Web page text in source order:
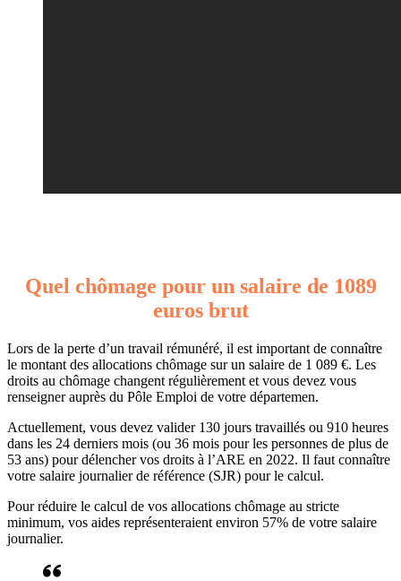
Quel chômage pour un salaire de 1089
euros brut
Lors de la perte d’un travail rémunéré, il est important de connaître
le montant des allocations chômage sur un salaire de 1 089 €. Les
droits au chômage changent régulièrement et vous devez vous
renseigner auprès du Pôle Emploi de votre départemen.
Actuellement, vous devez valider 130 jours travaillés ou 910 heures
dans les 24 derniers mois (ou 36 mois pour les personnes de plus de
53 ans) pour délencher vos droits à l’ARE en 2022. Il faut connaître
votre salaire journalier de référence (SJR) pour le calcul.
Pour réduire le calcul de vos allocations chômage au stricte
minimum, vos aides représenteraient environ 57% de votre salaire
journalier.